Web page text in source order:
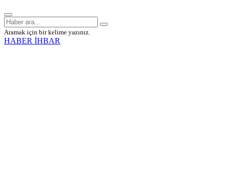
Aramak için bir kelime yazınız.
HABER İHBAR